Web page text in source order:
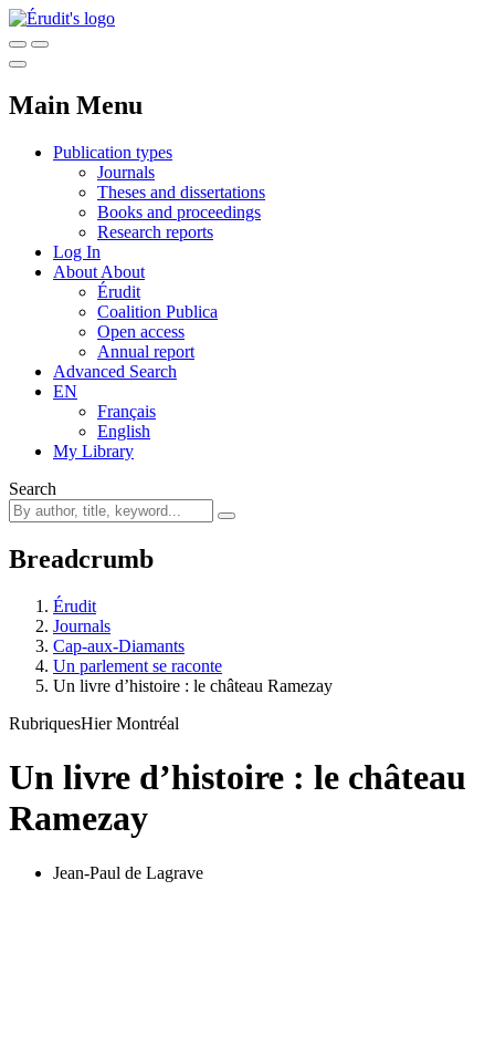
Main Menu
Publication types
Journals
Theses and dissertations
Books and proceedings
Research reports
Log In
About About
Érudit
Coalition Publica
Open access
Annual report
Advanced Search
EN
Français
English
My Library
Search
Breadcrumb
Érudit
Journals
Cap-aux-Diamants
Un parlement se raconte
Un livre d’histoire : le château Ramezay
RubriquesHier Montréal
Un livre d’histoire : le château
Ramezay
Jean-Paul de Lagrave